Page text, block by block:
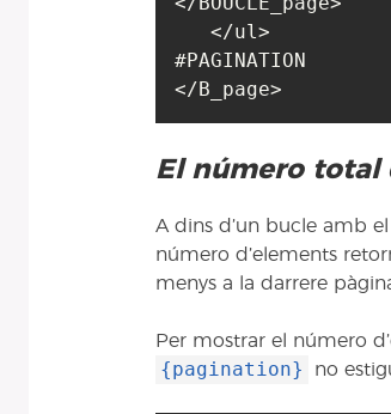
#PAGINATION
El número total
A dins d’un bucle amb
número d’elements
menys a la darrere
Per mostrar el número
{pagination} no